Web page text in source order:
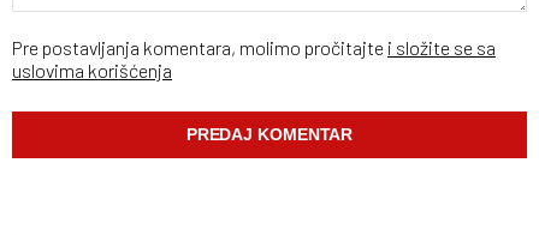
Pre postavljanja komentara, molimo pročitajte i složite se sa
uslovima korišćenja